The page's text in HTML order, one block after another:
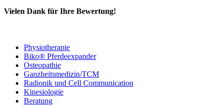
Vielen Dank für Ihre Bewertung!
Physiotherapie
Biko® Pferdeexpander
Osteopathie
Ganzheitsmedizin/TCM
Radionik und Cell Communication
Kinesiologie
Beratung